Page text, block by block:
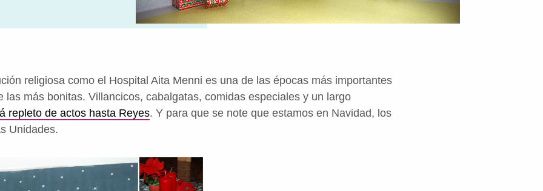
religiosa como el Hospital Aita Menni es una de las épocas más importantes
las más bonitas. Villancicos, cabalgatas, comidas especiales y un largo
repleto de actos hasta Reyes. Y para que se note que estamos en Navidad, los
Unidades.